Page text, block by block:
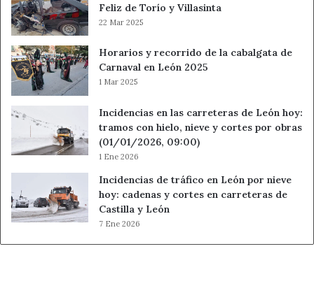
Feliz de Torío y Villasinta
22 Mar 2025
Horarios y recorrido de la cabalgata de
Carnaval en León 2025
1 Mar 2025
Incidencias en las carreteras de León hoy:
tramos con hielo, nieve y cortes por obras
(01/01/2026, 09:00)
1 Ene 2026
Incidencias de tráfico en León por nieve
hoy: cadenas y cortes en carreteras de
Castilla y León
7 Ene 2026